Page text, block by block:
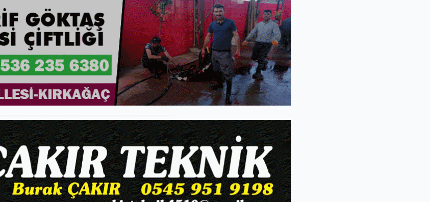
--------------------------------------------------------------------